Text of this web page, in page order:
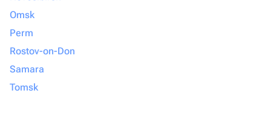
Omsk
Perm
Rostov-on-Don
Samara
Tomsk